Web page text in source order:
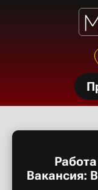
Вакансия: